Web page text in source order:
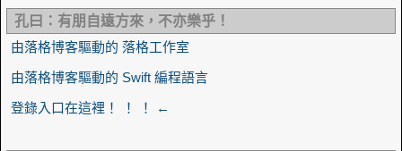
孔曰：有朋自遠方來，不亦樂乎！
由落格博客驅動的 落格工作室
由落格博客驅動的 Swift 編程語言
登錄入口在這裡！ ！ ！ ←